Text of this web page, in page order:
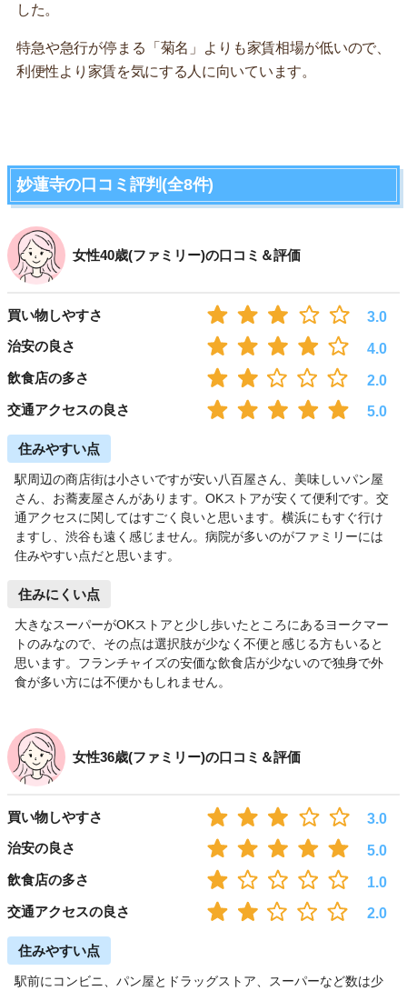
した。
特急や急行が停まる「菊名」よりも家賃相場が低いので、
利便性より家賃を気にする人に向いています。
妙蓮寺の口コミ評判(全8件)
女性40歳(ファミリー)の口コミ＆評価
買い物しやすさ
3.0
治安の良さ
4.0
飲食店の多さ
2.0
交通アクセスの良さ
5.0
住みやすい点
駅周辺の商店街は小さいですが安い八百屋さん、美味しいパン屋
さん、お蕎麦屋さんがあります。OKストアが安くて便利です。交
通アクセスに関してはすごく良いと思います。横浜にもすぐ行け
ますし、渋谷も遠く感じません。病院が多いのがファミリーには
住みやすい点だと思います。
住みにくい点
大きなスーパーがOKストアと少し歩いたところにあるヨークマー
トのみなので、その点は選択肢が少なく不便と感じる方もいると
思います。フランチャイズの安価な飲食店が少ないので独身で外
食が多い方には不便かもしれません。
女性36歳(ファミリー)の口コミ＆評価
買い物しやすさ
3.0
治安の良さ
5.0
飲食店の多さ
1.0
交通アクセスの良さ
2.0
住みやすい点
駅前にコンビニ、パン屋とドラッグストア、スーパーなど数は少